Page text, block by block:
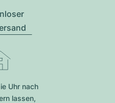
Uhr nach
lassen,